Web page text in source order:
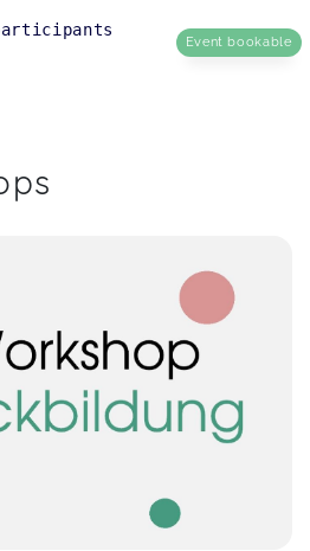
Event bookable